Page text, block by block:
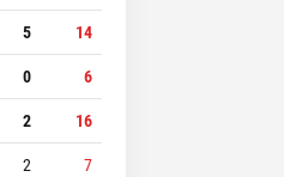
5
14
0
6
2
16
2
7